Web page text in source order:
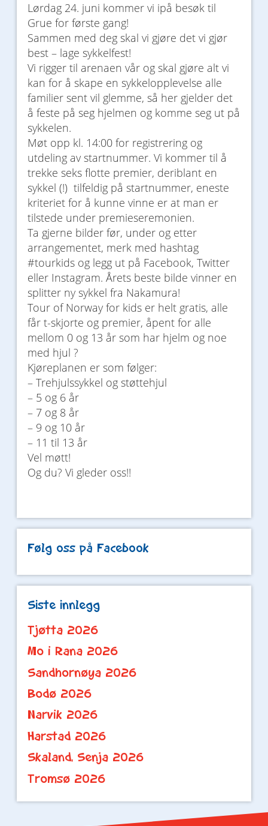
Lørdag 24. juni kommer vi ipå besøk til
Grue for første gang!
Sammen med deg skal vi gjøre det vi gjør
best – lage sykkelfest!
Vi rigger til arenaen vår og skal gjøre alt vi
kan for å skape en sykkelopplevelse alle
familier sent vil glemme, så her gjelder det
å feste på seg hjelmen og komme seg ut på
sykkelen.
Møt opp kl. 14:00 for registrering og
utdeling av startnummer. Vi kommer til å
trekke seks flotte premier, deriblant en
sykkel (!) tilfeldig på startnummer, eneste
kriteriet for å kunne vinne er at man er
tilstede under premieseremonien.
Ta gjerne bilder før, under og etter
arrangementet, merk med hashtag
#tourkids og legg ut på Facebook, Twitter
eller Instagram. Årets beste bilde vinner en
splitter ny sykkel fra Nakamura!
Tour of Norway for kids er helt gratis, alle
får t-skjorte og premier, åpent for alle
mellom 0 og 13 år som har hjelm og noe
med hjul ?
Kjøreplanen er som følger:
– Trehjulssykkel og støttehjul
– 5 og 6 år
– 7 og 8 år
– 9 og 10 år
– 11 til 13 år
Vel møtt!
Og du? Vi gleder oss!!
Følg oss på Facebook
Siste innlegg
Tjøtta 2026
Mo i Rana 2026
Sandhornøya 2026
Bodø 2026
Narvik 2026
Harstad 2026
Skaland, Senja 2026
Tromsø 2026